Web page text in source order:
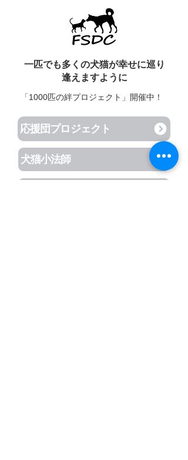
一匹でも多くの犬猫が幸せに巡り
逢えますように
「1000匹の絆プロジェクト」開催中！
応援団プロジェクト
犬猫小法師